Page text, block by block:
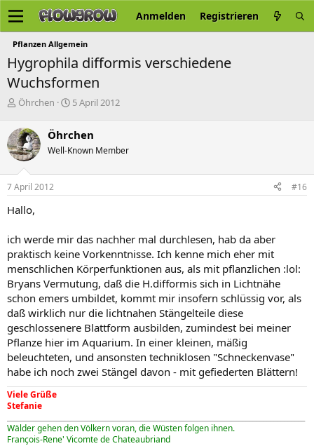
Anmelden Registrieren
Pflanzen Allgemein
Hygrophila difformis verschiedene
Wuchsformen
E
s
t
e
l
l
e
Öhrchen
E
t
e
l
5 April 2012
Öhrchen
Well-Known Member
7 April 2012 #16
Hallo,
ich werde mir das nachher mal durchlesen, hab da aber
praktisch keine Vorkenntnisse. Ich kenne mich eher mit
menschlichen Körperfunktionen aus, als mit pflanzlichen :lol:
Bryans Vermutung, daß die H.difformis sich in Lichtnähe
schon emers umbildet, kommt mir insofern schlüssig vor, als
daß wirklich nur die lichtnahen Stängelteile diese
geschlossenere Blattform ausbilden, zumindest bei meiner
Pflanze hier im Aquarium. In einer kleinen, mäßig
beleuchteten, und ansonsten techniklosen "Schneckenvase"
habe ich noch zwei Stängel davon - mit gefiederten Blättern!
Viele Grüße
Stefanie
Wälder gehen den Völkern voran, die Wüsten folgen ihnen.
François-Rene' Vicomte de Chateaubriand